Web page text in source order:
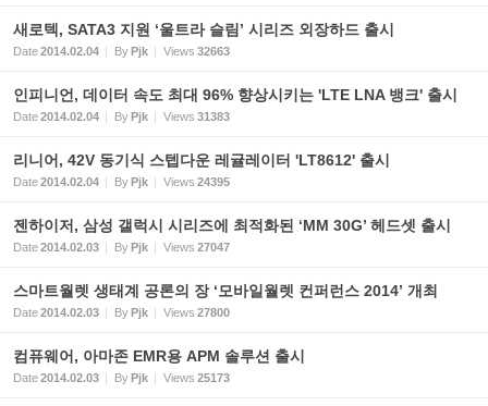
새로텍, SATA3 지원 ‘울트라 슬림’ 시리즈 외장하드 출시
Date2014.02.04 ByPjk Views 32663
인피니언, 데이터 속도 최대 96% 향상시키는 'LTE LNA 뱅크' 출시
Date2014.02.04 ByPjk Views 31383
리니어, 42V 동기식 스텝다운 레귤레이터 'LT8612' 출시
Date2014.02.04 ByPjk Views 24395
젠하이저, 삼성 갤럭시 시리즈에 최적화된 ‘MM 30G’ 헤드셋 출시
Date2014.02.03 ByPjk Views 27047
스마트월렛 생태계 공론의 장 ‘모바일월렛 컨퍼런스 2014’ 개최
Date2014.02.03 ByPjk Views 27800
컴퓨웨어, 아마존 EMR용 APM 솔루션 출시
Date2014.02.03 ByPjk Views 25173